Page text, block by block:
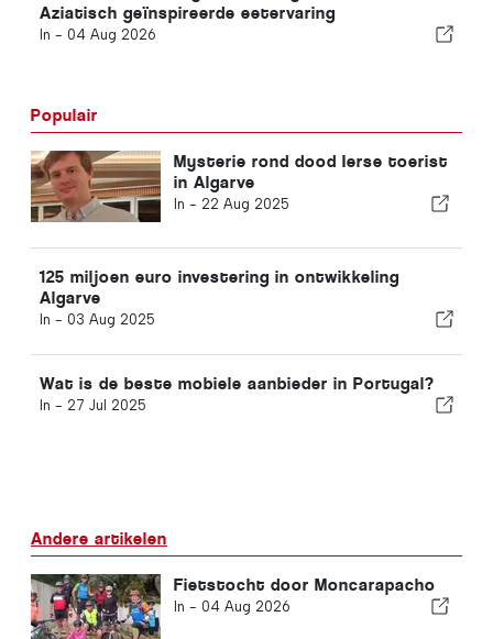
Aziatisch geïnspireerde eetervaring
In - 04 Aug 2026
Populair
Mysterie rond dood Ierse toerist
in Algarve
In - 22 Aug 2025
125 miljoen euro investering in ontwikkeling
Algarve
In - 03 Aug 2025
Wat is de beste mobiele aanbieder in Portugal?
In - 27 Jul 2025
Andere artikelen
Fietstocht door Moncarapacho
In - 04 Aug 2026